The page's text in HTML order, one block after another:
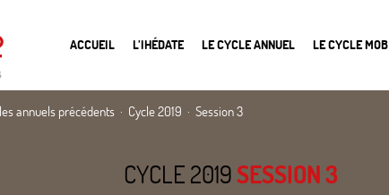
ACCUEIL L’IHÉDATE LE CYCLE ANNUEL LE CYCLE MOB
annuels précédents Cycle 2019 Session 3
CYCLE 2019SESSION 3